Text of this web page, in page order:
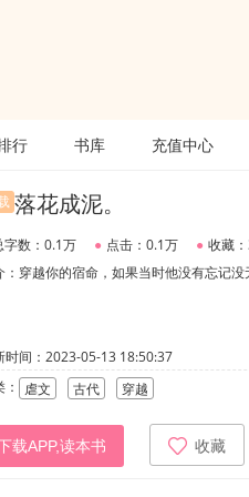
行 书库 充值中心
落花成泥。
字数：0.1万 ● 点击：0.1万 ● 收藏
：穿越你的宿命，如果当时他没有忘记
时间：2023-05-13 18:50:37
虐文 古代 穿越
载APP,读本书 收藏